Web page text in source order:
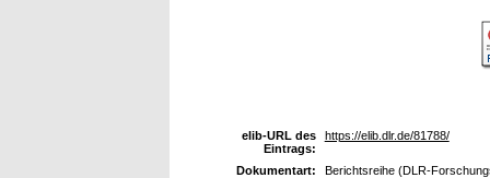
elib-URL des
Eintrags:
https://elib.dlr.de/81788/
Dokumentart:
Berichtsreihe (DLR-